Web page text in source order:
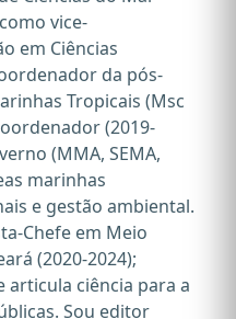
vice-
em Ciências
da pós-
Tropicais (Msc
(2019-
(MMA, SEMA,
marinhas
e gestão ambiental.
Chefe em Meio
(2020-2024);
ciência para a
Sou editor